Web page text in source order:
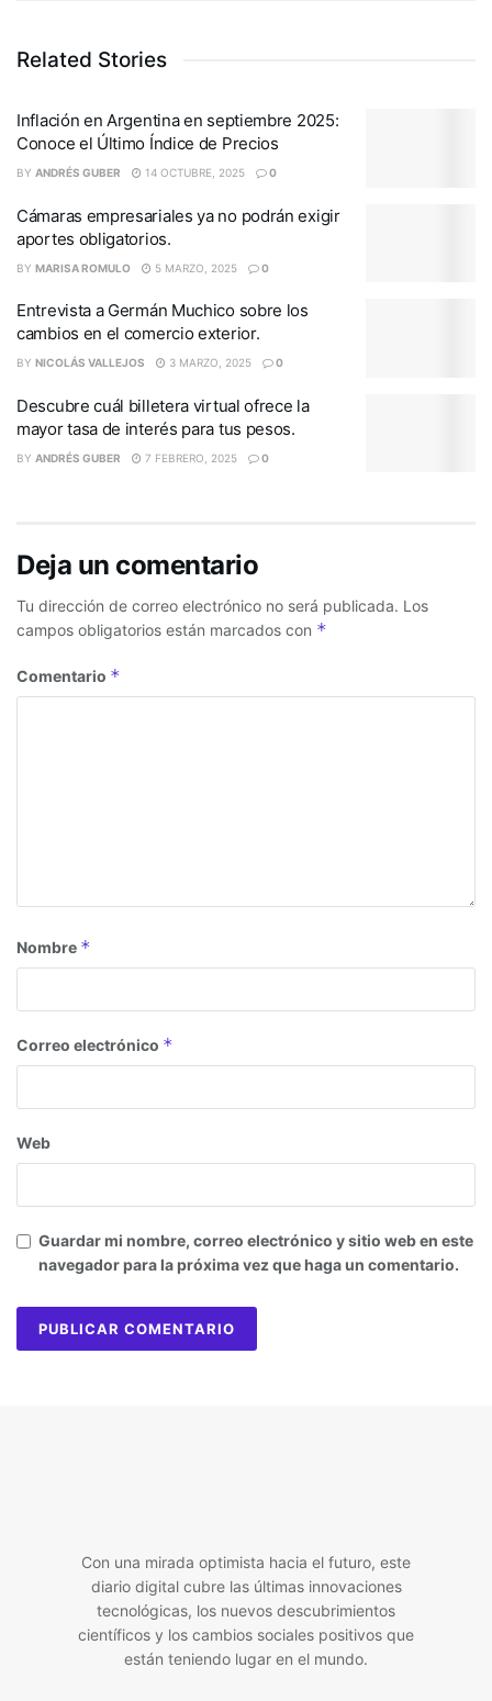
Related Stories
Inflación en Argentina en septiembre 2025:
Conoce el Último Índice de Precios
BY ANDRÉS GUBER 14 OCTUBRE, 2025 0
Cámaras empresariales ya no podrán exigir
aportes obligatorios.
BY MARISA ROMULO 5 MARZO, 2025 0
Entrevista a Germán Muchico sobre los
cambios en el comercio exterior.
BY NICOLÁS VALLEJOS 3 MARZO, 2025 0
Descubre cuál billetera virtual ofrece la
mayor tasa de interés para tus pesos.
BY ANDRÉS GUBER 7 FEBRERO, 2025 0
Deja un comentario
Tu dirección de correo electrónico no será publicada. Los
campos obligatorios están marcados con *
Comentario *
Nombre *
Correo electrónico *
Web
Guardar mi nombre, correo electrónico y sitio web en este
navegador para la próxima vez que haga un comentario.
Con una mirada optimista hacia el futuro, este
diario digital cubre las últimas innovaciones
tecnológicas, los nuevos descubrimientos
científicos y los cambios sociales positivos que
están teniendo lugar en el mundo.